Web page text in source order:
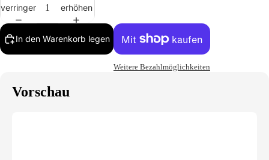
verringern
erhöhen
In den Warenkorb legen
Weitere Bezahlmöglichkeiten
Vorschau